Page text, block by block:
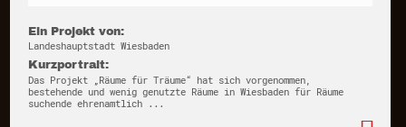
Ein Projekt von:
Landeshauptstadt Wiesbaden
Kurzportrait:
Das Projekt „Räume für Träume“ hat sich vorgenommen,
bestehende und wenig genutzte Räume in Wiesbaden für Räume
suchende ehrenamtlich ...